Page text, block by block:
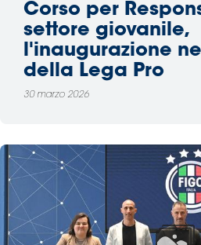
Corso per
settore giovanile,
l'inaugurazione
della Lega Pro
30 marzo 2026